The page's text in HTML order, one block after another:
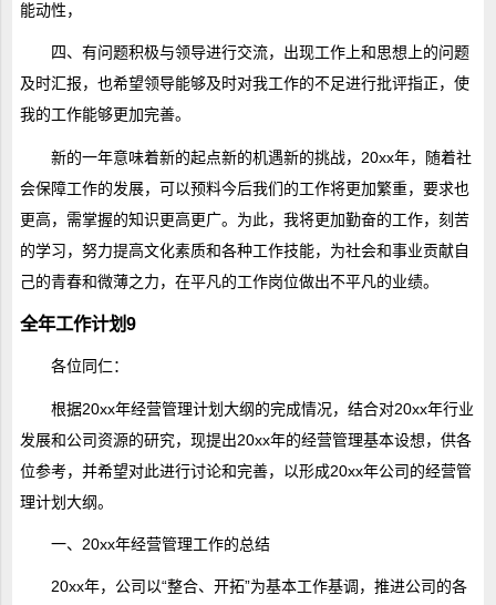
能动性，
四、有问题积极与领导进行交流，出现工作上和思想上的问题
及时汇报，也希望领导能够及时对我工作的不足进行批评指正，使
我的工作能够更加完善。
新的一年意味着新的起点新的机遇新的挑战，20xx年，随着社
会保障工作的发展，可以预料今后我们的工作将更加繁重，要求也
更高，需掌握的知识更高更广。为此，我将更加勤奋的工作，刻苦
的学习，努力提高文化素质和各种工作技能，为社会和事业贡献自
己的青春和微薄之力，在平凡的工作岗位做出不平凡的业绩。
全年工作计划9
各位同仁：
根据20xx年经营管理计划大纲的完成情况，结合对20xx年行业
发展和公司资源的研究，现提出20xx年的经营管理基本设想，供各
位参考，并希望对此进行讨论和完善，以形成20xx年公司的经营管
理计划大纲。
一、20xx年经营管理工作的总结
20xx年，公司以“整合、开拓”为基本工作基调，推进公司的各